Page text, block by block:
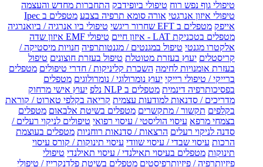
טיפולי גוף נפש רוח טיפולי ביופידבק התחברות מחדש והעצמה
טיפולי איזון אנרגטי אורה סומא תרפיה בצבע
מטפלים ב Ipec
אייפק מטפלים ב EFT שחרור ריגשי
טיפולי ביו אנרגיה / ביואנרגיה
מטפלים בטכניקת LAT - איזון חיים
טיפולי EMF איזון שדה
אלקטרו מגנטי טיפול במגנטים / מגנטותרפיה חנויות מיסטיקה /
קריסטלים יעוץ בעזרת מטוטלת טיפול בעזרת חוצונים טיפול
בעזרת אומנויות לחימה השכרת קליניקות / חדרי טיפולים מטפלים
ברייקי / טיפולי רייקי יעוץ נומרולוגי / נומרולוגים מטפלים
בפסיכותרפיה דינמית מטפלים ב NLP נלפ
יעוץ אישי מרחוק
מדריכים / סדנאות למודעות עצמית קריאה בקלפי טארוט / קוראת
בקלפים תקשור / מתקשרים מטפלים בשיטת אלבאום מטפלים
בצמחי מרפא עיסוי הוליסטי / עיסוי רפואי טיפולים לניקוי רעלים /
סדנה לניקוי רעלים הרצאות / סדנאות רוחניות מטפלים בעוצמת
הרכות עיסוי שבדי / עיסוי שוודי עיסוי תינוקות / קורס עיסוי
תינוקות מטפלים בעיסוי תאילנדי / עיסוי תאילנדי טיפולי
פיזיותרפיה / פיזיותרפיסטים מטפלים בשיטת פלדנקרייז / טיפולי